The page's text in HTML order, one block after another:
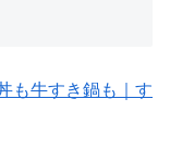
も牛すき鍋も｜す